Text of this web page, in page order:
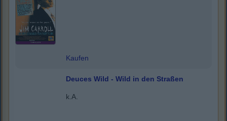
Kaufen
Deuces Wild - Wild in den Straßen
k.A.